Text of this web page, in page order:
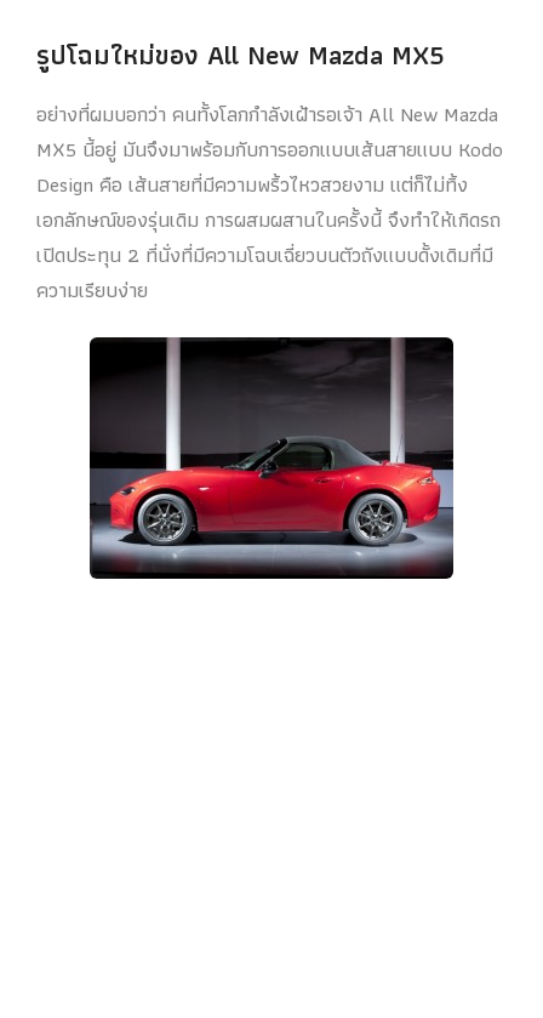
รูปโฉมใหม่ของ All New Mazda MX5
อย่างที่ผมบอกว่า คนทั้งโลกกำลังเฝ้ารอเจ้า All New Mazda
MX5 นี้อยู่ มันจึงมาพร้อมกับการออกแบบเส้นสายแบบ Kodo
Design คือ เส้นสายที่มีความพริ้วไหวสวยงาม แต่ก็ไม่ทิ้ง
เอกลักษณ์ของรุ่นเดิม การผสมผสานในครั้งนี้ จึงทำให้เกิดรถ
เปิดประทุน 2 ที่นั่งที่มีความโฉบเฉี่ยวบนตัวถังแบบดั้งเดิมที่มี
ความเรียบง่าย